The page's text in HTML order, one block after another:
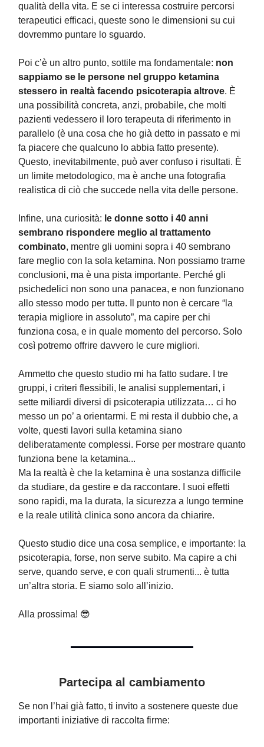
qualità della vita. E se ci interessa costruire percorsi
terapeutici efficaci, queste sono le dimensioni su cui
dovremmo puntare lo sguardo.
Poi c’è un altro punto, sottile ma fondamentale: non
sappiamo se le persone nel gruppo ketamina
stessero in realtà facendo psicoterapia altrove. È
una possibilità concreta, anzi, probabile, che molti
pazienti vedessero il loro terapeuta di riferimento in
parallelo (è una cosa che ho già detto in passato e mi
fa piacere che qualcuno lo abbia fatto presente).
Questo, inevitabilmente, può aver confuso i risultati. È
un limite metodologico, ma è anche una fotografia
realistica di ciò che succede nella vita delle persone.
Infine, una curiosità: le donne sotto i 40 anni
sembrano rispondere meglio al trattamento
combinato, mentre gli uomini sopra i 40 sembrano
fare meglio con la sola ketamina. Non possiamo trarne
conclusioni, ma è una pista importante. Perché gli
psichedelici non sono una panacea, e non funzionano
allo stesso modo per tuttə. Il punto non è cercare “la
terapia migliore in assoluto”, ma capire per chi
funziona cosa, e in quale momento del percorso. Solo
così potremo offrire davvero le cure migliori.
Ammetto che questo studio mi ha fatto sudare. I tre
gruppi, i criteri flessibili, le analisi supplementari, i
sette miliardi diversi di psicoterapia utilizzata… ci ho
messo un po’ a orientarmi. E mi resta il dubbio che, a
volte, questi lavori sulla ketamina siano
deliberatamente complessi. Forse per mostrare quanto
funziona bene la ketamina...
Ma la realtà è che la ketamina è una sostanza difficile
da studiare, da gestire e da raccontare. I suoi effetti
sono rapidi, ma la durata, la sicurezza a lungo termine
e la reale utilità clinica sono ancora da chiarire.
Questo studio dice una cosa semplice, e importante: la
psicoterapia, forse, non serve subito. Ma capire a chi
serve, quando serve, e con quali strumenti... è tutta
un’altra storia. E siamo solo all’inizio.
Alla prossima! 😎
Partecipa al cambiamento
Se non l’hai già fatto, ti invito a sostenere queste due
importanti iniziative di raccolta firme: